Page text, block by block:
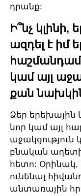
դրանք:
Ի՞նչ
ազդել է իմ
կամ այլ
քան
Ձեր երեխային
նոր կամ այլ
աջակցություն
բնական
հետո: Օրինակ,
ունենալ
անտառային